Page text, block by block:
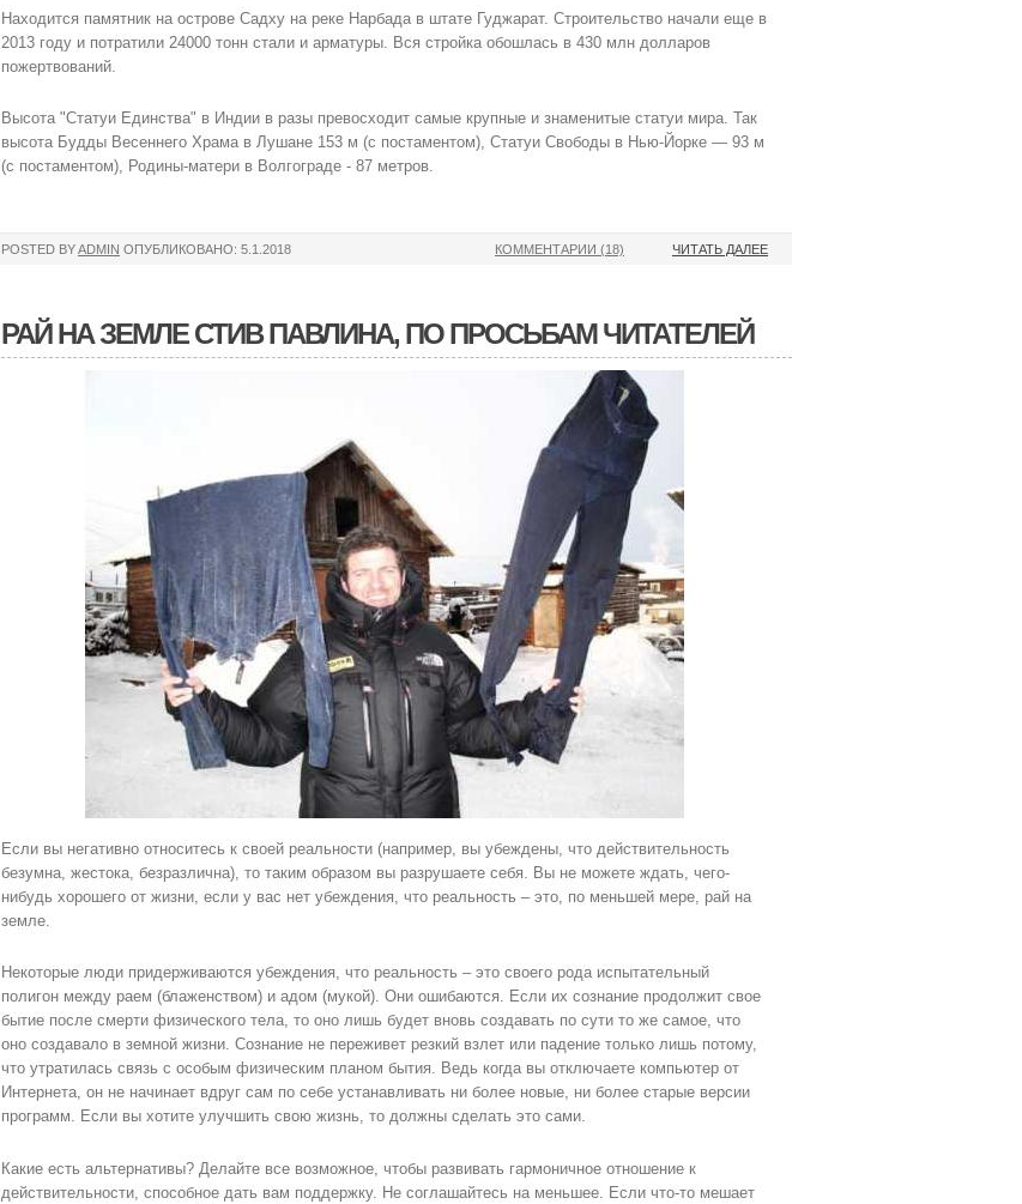
Находится памятник на острове Садху на реке Нарбада в штате Гуджарат. Строительство начали еще в
2013 году и потратили 24000 тонн стали и арматуры. Вся стройка обошлась в 430 млн долларов
пожертвований.
Высота "Статуи Единства" в Индии в разы превосходит самые крупные и знаменитые статуи мира. Так
высота Будды Весеннего Храма в Лушане 153 м (с постаментом), Статуи Свободы в Нью-Йорке — 93 м
(с постаментом), Родины-матери в Волгограде - 87 метров.
POSTED BYADMIN ОПУБЛИКОВАНО: 5.1.2018 ЧИТАТЬ ДАЛЕЕ
КОММЕНТАРИИ (18)
РАЙ НА ЗЕМЛЕ СТИВ ПАВЛИНА, ПО ПРОСЬБАМ ЧИТАТЕЛЕЙ
Если вы негативно относитесь к своей реальности (например, вы убеждены, что действительность
безумна, жестока, безразлична), то таким образом вы разрушаете себя. Вы не можете ждать, чего-
нибудь хорошего от жизни, если у вас нет убеждения, что реальность – это, по меньшей мере, рай на
земле.
Некоторые люди придерживаются убеждения, что реальность – это своего рода испытательный
полигон между раем (блаженством) и адом (мукой). Они ошибаются. Если их сознание продолжит свое
бытие после смерти физического тела, то оно лишь будет вновь создавать по сути то же самое, что
оно создавало в земной жизни. Сознание не переживет резкий взлет или падение только лишь потому,
что утратилась связь с особым физическим планом бытия. Ведь когда вы отключаете компьютер от
Интернета, он не начинает вдруг сам по себе устанавливать ни более новые, ни более старые версии
программ. Если вы хотите улучшить свою жизнь, то должны сделать это сами.
Какие есть альтернативы? Делайте все возможное, чтобы развивать гармоничное отношение к
действительности, способное дать вам поддержку. Не соглашайтесь на меньшее. Если что-то мешает